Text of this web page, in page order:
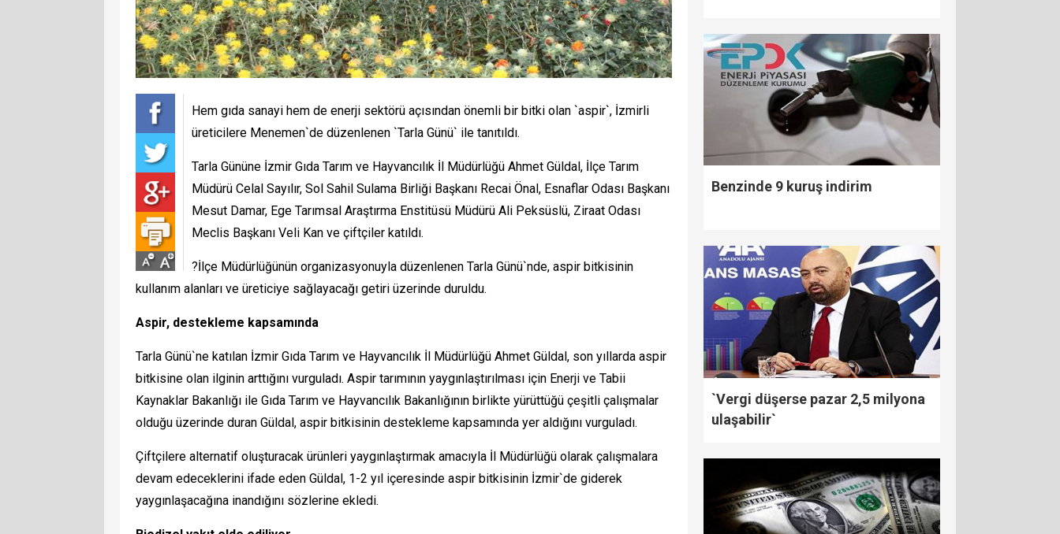
Hem gıda sanayi hem de enerji sektörü açısından önemli bir bitki olan `aspir`, İzmirli
üreticilere Menemen`de düzenlenen `Tarla Günü` ile tanıtıldı.
Tarla Gününe İzmir Gıda Tarım ve Hayvancılık İl Müdürlüğü Ahmet Güldal, İlçe Tarım
Müdürü Celal Sayılır, Sol Sahil Sulama Birliği Başkanı Recai Önal, Esnaflar Odası Başkanı
Mesut Damar, Ege Tarımsal Araştırma Enstitüsü Müdürü Ali Peksüslü, Ziraat Odası
Meclis Başkanı Veli Kan ve çiftçiler katıldı.
?İlçe Müdürlüğünün organizasyonuyla düzenlenen Tarla Günü`nde, aspir bitkisinin
kullanım alanları ve üreticiye sağlayacağı getiri üzerinde duruldu.
Aspir, destekleme kapsamında
Tarla Günü`ne katılan İzmir Gıda Tarım ve Hayvancılık İl Müdürlüğü Ahmet Güldal, son yıllarda aspir
bitkisine olan ilginin arttığını vurguladı. Aspir tarımının yaygınlaştırılması için Enerji ve Tabii
Kaynaklar Bakanlığı ile Gıda Tarım ve Hayvancılık Bakanlığının birlikte yürüttüğü çeşitli çalışmalar
olduğu üzerinde duran Güldal, aspir bitkisinin destekleme kapsamında yer aldığını vurguladı.
Çiftçilere alternatif oluşturacak ürünleri yaygınlaştırmak amacıyla İl Müdürlüğü olarak çalışmalara
devam edeceklerini ifade eden Güldal, 1-2 yıl içeresinde aspir bitkisinin İzmir`de giderek
yaygınlaşacağına inandığını sözlerine ekledi.
Benzinde 9 kuruş indirim
`Vergi düşerse pazar 2,5 milyona
ulaşabilir`